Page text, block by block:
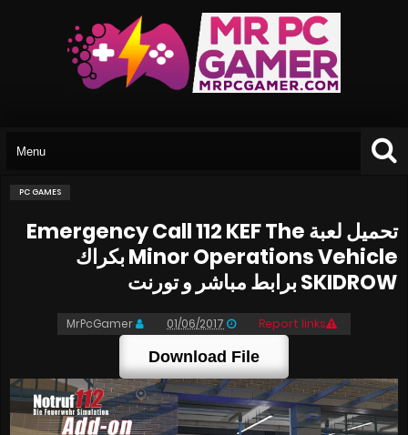
PC GAMES
تحميل لعبة Emergency Call 112 KEF The
Minor Operations Vehicle بكراك
SKIDROW برابط مباشر و تورنت
MrPcGamer 01/06/2017 Report links
Download File